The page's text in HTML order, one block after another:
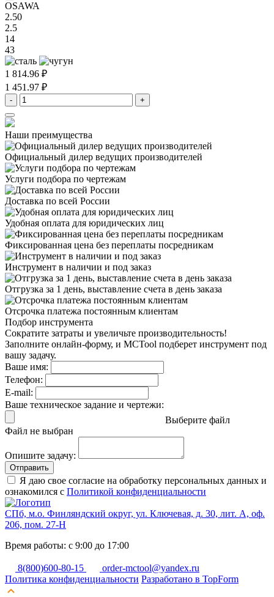
OSAWA
2.50
2.5
14
43
1 814.96 ₽
1 451.97 ₽
- +
Наши преимущества
Официальный дилер ведущих производителей
Услуги подбора по чертежам
Доставка по всей России
Удобная оплата для юридических лиц
Фиксированная цена без переплаты посредникам
Инструмент в наличии и под заказ
Отгрузка за 1 день, выставление счета в день заказа
Отсрочка платежа постоянным клиентам
Подбор инструмента
Сократите затраты и увеличьте производительность!
Заполните онлайн-форму, и MCTool подберет инструмент под
вашу задачу.
Ваше имя:
Телефон:
E-mail:
Ваше техническое задание и чертежи:
Выберите файл
Файл не выбран
Опишите задачу:
Отправить
Я даю свое согласие на обработку персональных данных и
ознакомился с Политикой конфиденциальности
СПб, м.о. Финляндский округ, ул. Ключевая, д. 30, лит. А, оф.
206, пом. 27-Н
Время работы: с 9:00 до 17:00
8(800)600-80-15
order-mctool@yandex.ru
Политика конфиденциальности Разработано в TopForm